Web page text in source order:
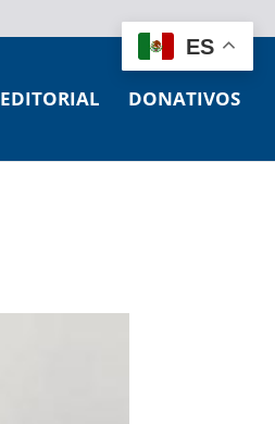
EDITORIAL DONATIVOS
ES